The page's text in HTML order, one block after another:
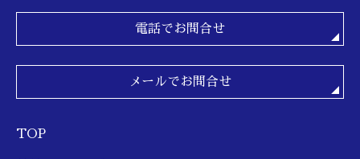
電話でお問合せ
メールでお問合せ
TOP